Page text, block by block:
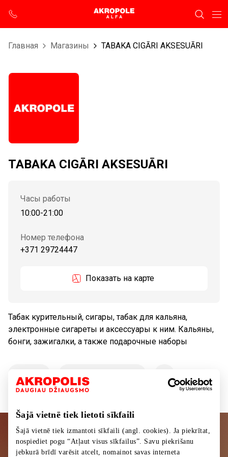
Šajā vietnē tiek lietoti sīkfaili
Šajā vietnē tiek izmantoti sīkfaili (angl. cookies). Ja piekrītat,
nospiediet pogu “Atļaut visus sīkfailus”. Savu piekrišanu
jebkurā brīdī varēsit atcelt, nomainot savas interneta
Главная Магазины TABAKA CIGĀRI AKSESUĀRI
TABAKA CIGĀRI AKSESUĀRI
Часы работы
10:00-21:00
Номер телефона
+371 29724447
Показать на карте
Табак курительный, сигары, табак для кальяна,
электронные сигареты и аксессуары к ним. Кальяны,
бонги, зажигалки, а также подарочные наборы
Подписывайтесь на рассылку